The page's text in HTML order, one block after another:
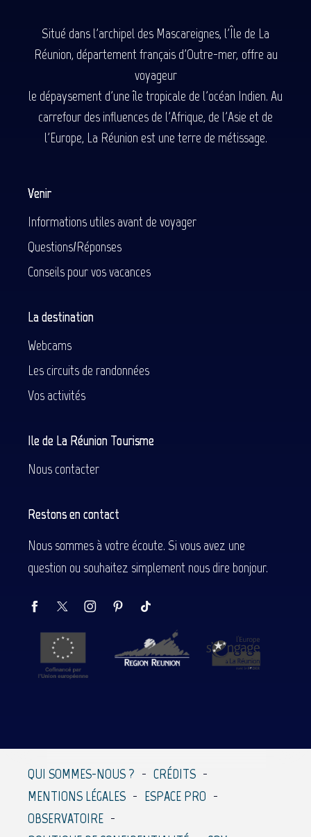
Situé dans l'archipel des Mascareignes, l'Île de La
Réunion, département français d'Outre-mer, offre au
voyageur
le dépaysement d'une île tropicale de l'océan Indien. Au
carrefour des influences de l'Afrique, de l'Asie et de
l'Europe, La Réunion est une terre de métissage.
Venir
Informations utiles avant de voyager
Questions/Réponses
Conseils pour vos vacances
La destination
Webcams
Les circuits de randonnées
Vos activités
Ile de La Réunion Tourisme
Nous contacter
Restons en contact
Nous sommes à votre écoute. Si vous avez une
question ou souhaitez simplement nous dire bonjour.
QUI SOMMES-NOUS ?
CRÉDITS
MENTIONS LÉGALES
ESPACE PRO
OBSERVATOIRE